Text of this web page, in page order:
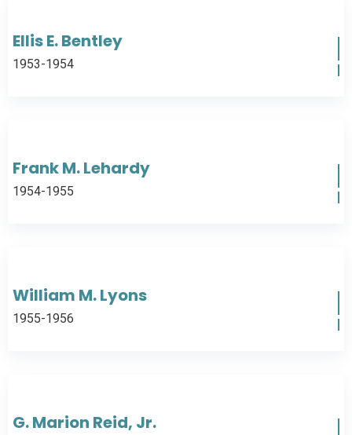
Ellis E. Bentley
1953-1954
Frank M. Lehardy
1954-1955
William M. Lyons
1955-1956
G. Marion Reid, Jr.